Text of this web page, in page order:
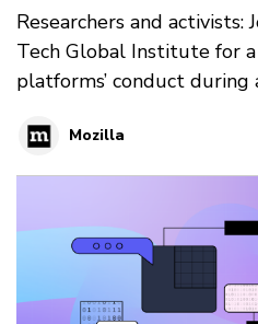
Researchers and activists:
Tech Global Institute for
platforms’ conduct
Mozilla